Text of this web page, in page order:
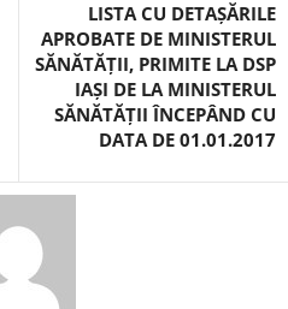
LISTA CU DETAȘĂRILE
APROBATE DE MINISTERUL
SĂNĂTĂȚII, PRIMITE LA DSP
IAȘI DE LA MINISTERUL
SĂNĂTĂȚII ÎNCEPÂND CU
DATA DE 01.01.2017